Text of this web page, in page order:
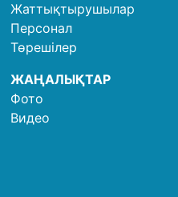
Жаттықтырушылар
Персонал
Төрешілер
ЖАҢАЛЫҚТАР
Фото
Видео